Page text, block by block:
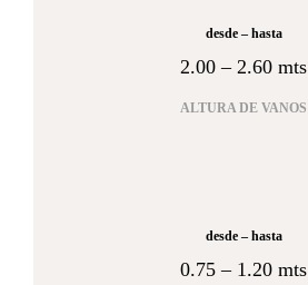
desde – hasta
2.00 – 2.60 mts
ALTURA DE VANOS
desde – hasta
0.75 – 1.20 mts